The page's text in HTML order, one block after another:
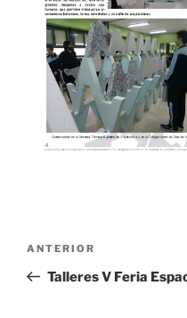
entradas
Entrada
anterior:
ANTERIOR
Talleres V Feria